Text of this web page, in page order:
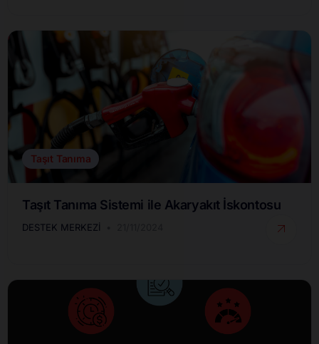
Taşıt Tanıma
Taşıt Tanıma Sistemi ile Akaryakıt İskontosu
DESTEK MERKEZI